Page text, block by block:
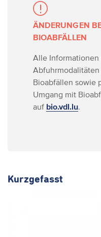
ÄNDERUNGEN
BIOABFÄLLEN
Alle
Bioabfällen sowie
Umgang mit
auf bio.vdl.lu.
Kurzgefasst